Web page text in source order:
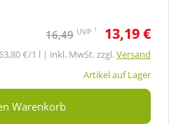
16,49 UVP 1 13,19 €
€/1 l | inkl. MwSt. zzgl.Versand
Artikel auf Lager
Warenkorb